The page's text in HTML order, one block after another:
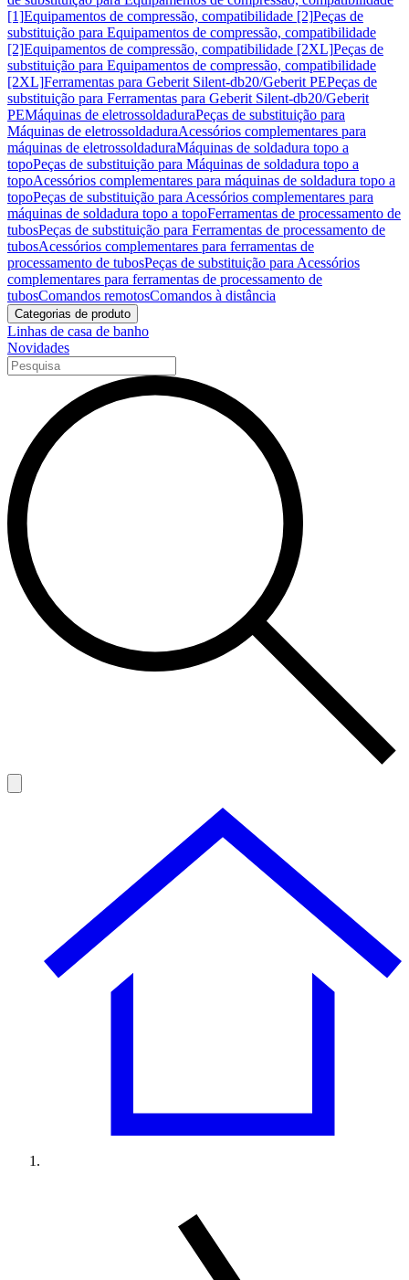
[1]Equipamentos de compressão, compatibilidade [2]Peças de
substituição para Equipamentos de compressão, compatibilidade
[2]Equipamentos de compressão, compatibilidade [2XL]Peças de
substituição para Equipamentos de compressão, compatibilidade
[2XL]Ferramentas para Geberit Silent-db20/Geberit PEPeças de
substituição para Ferramentas para Geberit Silent-db20/Geberit
PEMáquinas de eletrossoldaduraPeças de substituição para
Máquinas de eletrossoldaduraAcessórios complementares para
máquinas de eletrossoldaduraMáquinas de soldadura topo a
topoPeças de substituição para Máquinas de soldadura topo a
topoAcessórios complementares para máquinas de soldadura topo a
topoPeças de substituição para Acessórios complementares para
máquinas de soldadura topo a topoFerramentas de processamento de
tubosPeças de substituição para Ferramentas de processamento de
tubosAcessórios complementares para ferramentas de
processamento de tubosPeças de substituição para Acessórios
complementares para ferramentas de processamento de
tubosComandos remotosComandos à distância
Categorias de produto
Linhas de casa de banho
Novidades